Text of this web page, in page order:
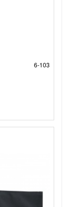
6-103